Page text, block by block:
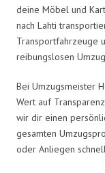
deine Möbel und
nach Lahti
Transportfahrzeuge
reibungslosen
Bei Umzugsmeister
Wert auf
wir dir einen
gesamten
oder Anliegen